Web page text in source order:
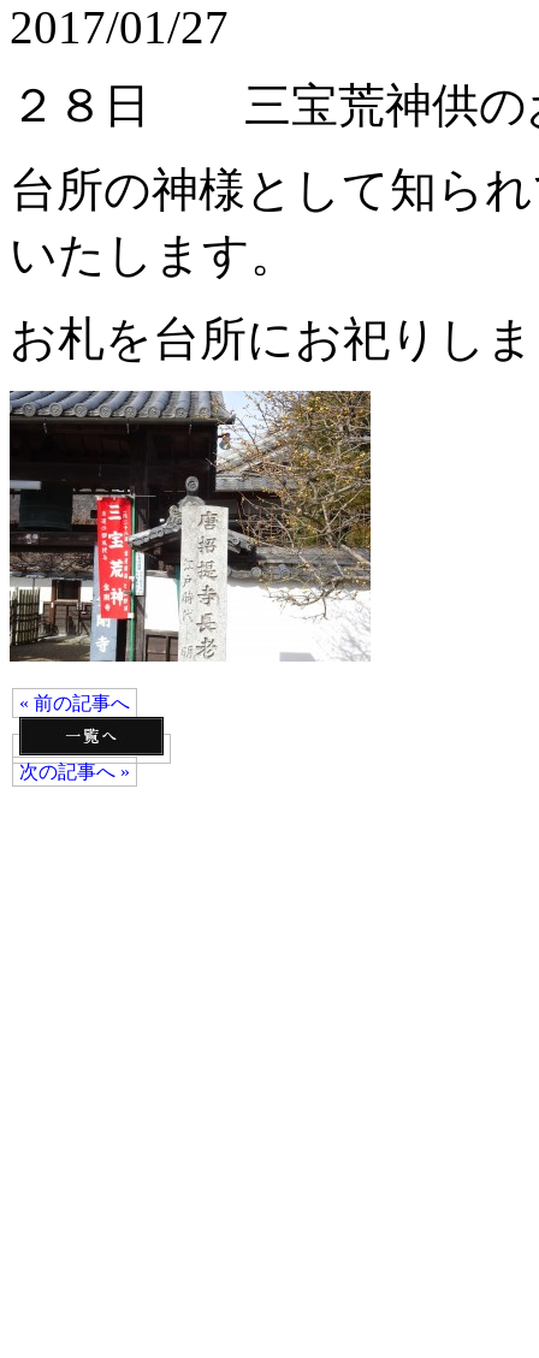
2017/01/27
２８日 三宝荒神供の
台所の神様として知ら
いたします。
お札を台所にお祀りし
« 前の記事へ
次の記事へ »